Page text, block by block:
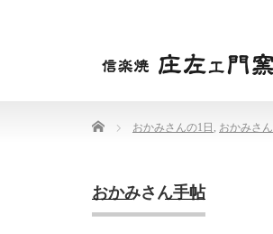
Home おかみさんの1日 , おかみさ
おかみさん手帖